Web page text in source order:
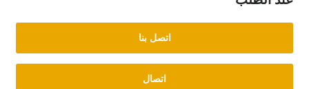
اتصل بنا
اتصال